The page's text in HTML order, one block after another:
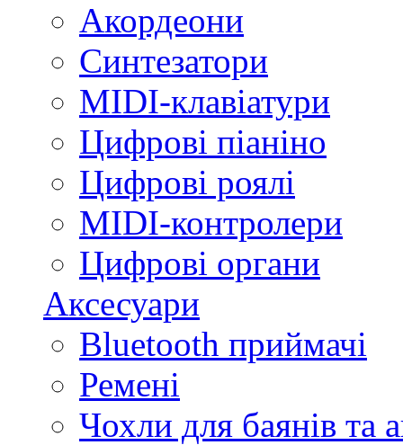
Акордеони
Синтезатори
MIDI-клавіатури
Цифрові піаніно
Цифрові роялі
MIDI-контролери
Цифрові органи
Аксесуари
Bluetooth приймачі
Ремені
Чохли для баянів та